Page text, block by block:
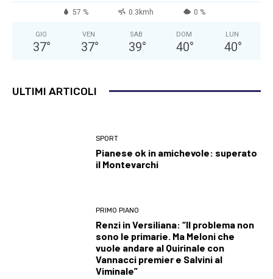
57 % 0.3kmh 0 %
GIO
37°
VEN
37°
SAB
39°
DOM
40°
LUN
40°
ULTIMI ARTICOLI
SPORT
Pianese ok in amichevole: superato
il Montevarchi
PRIMO PIANO
Renzi in Versiliana: “Il problema non
sono le primarie. Ma Meloni che
vuole andare al Quirinale con
Vannacci premier e Salvini al
Viminale”